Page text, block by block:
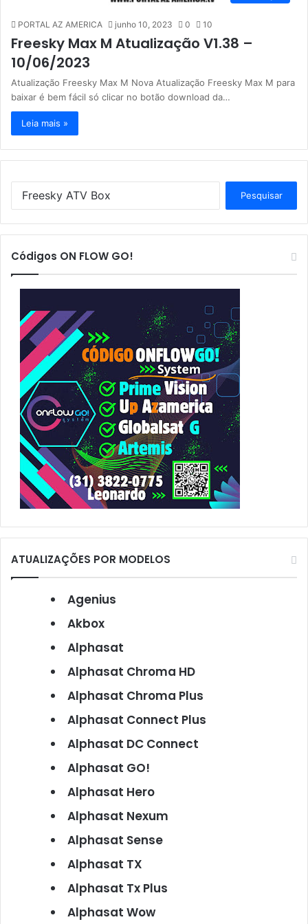
PORTAL AZ AMERICA junho 10, 2023 0 10
Freesky Max M Atualização V1.38 –
10/06/2023
Atualização Freesky Max M Nova Atualização Freesky Max M para
baixar é bem fácil só clicar no botão download da…
Leia mais »
s
a
p
o
r
:
Códigos ON FLOW GO!
ATUALIZAÇÕES POR MODELOS
Agenius
Akbox
Alphasat
Alphasat Chroma HD
Alphasat Chroma Plus
Alphasat Connect Plus
Alphasat DC Connect
Alphasat GO!
Alphasat Hero
Alphasat Nexum
Alphasat Sense
Alphasat TX
Alphasat Tx Plus
Alphasat Wow